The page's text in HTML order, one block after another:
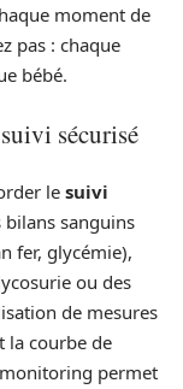
moment de
pas : chaque
bébé.
sécurisé
le suivi
bilans sanguins
fer, glycémie),
ou des
de mesures
la courbe de
permet